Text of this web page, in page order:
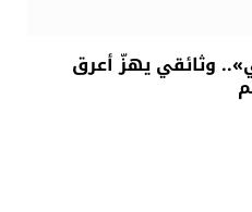
وثائقي يهزّ أعرق